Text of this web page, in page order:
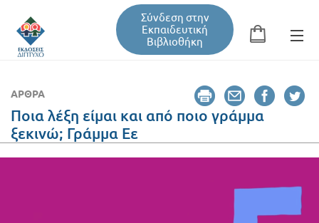
Σύνδεση στην
Εκπαιδευτική
Βιβλιοθήκη
Φόρμα αναζήτησης
Εκπαιδευτική Βιβλιοθήκη
ΆΡΘΡΑ
Ποια λέξη είμαι και από ποιο γράμμα
ξεκινώ; Γράμμα Εε